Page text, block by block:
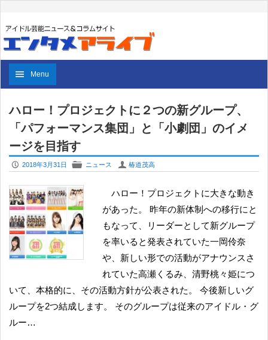
Menu
ハロー！プロジェクトに２つの新グループ、
「パフォーマンス集団」と「小劇団」のイメ
ージを目指す
P 2018年3月31日 F ニュース U 椿道茂高
ハロー！プロジェクトに大きな動き
があった。 昨年の新体制への移行にと
もなって、リーダーとして新グループ
を率いると発表されていた一岡伶奈
や、新しい形での活動がアナウンスさ
れていた高瀬くるみ、清野桃々姫につ
いて、本格的に、その活動方針が公表された。 今後新しいグ
ループを2つ結成します。 そのグループは従来のアイドル・グ
ルー…